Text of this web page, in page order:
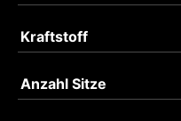
Kraftstoff
Anzahl Sitze